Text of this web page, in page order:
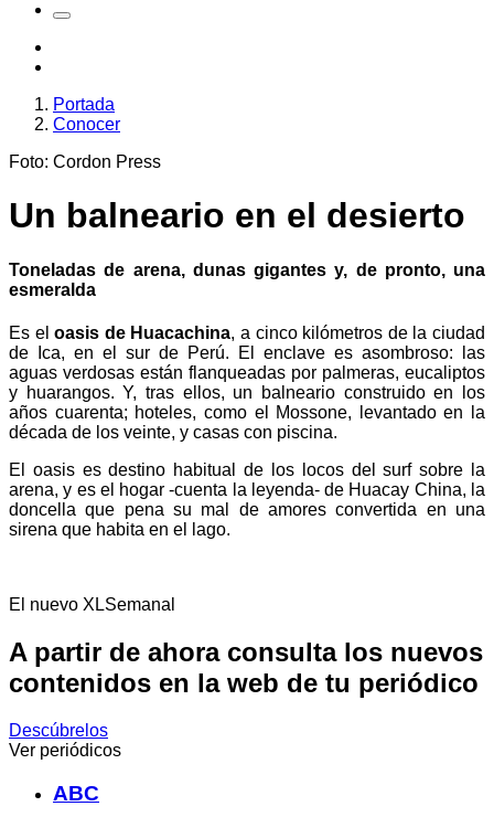
Portada
Conocer
Foto: Cordon Press
Un balneario en el desierto
Toneladas de arena, dunas gigantes y, de pronto, una
esmeralda
Es eloasis de Huacachina, a cinco kilómetros de la ciudad
de Ica, en el sur de Perú. El enclave es asombroso: las
aguas verdosas están flanqueadas por palmeras, eucaliptos
y huarangos. Y, tras ellos, un balneario construido en los
años cuarenta; hoteles, como el Mossone, levantado en la
década de los veinte, y casas con piscina.
El oasis es destino habitual de los locos del surf sobre la
arena, y es el hogar -cuenta la leyenda­- de Huacay China, la
doncella que ­pena su mal de amores convertida en una
sirena que habita en el lago.
El nuevo XLSemanal
A partir de ahora consulta los nuevos
contenidos en la web de tu periódico
Descúbrelos
Ver periódicos
ABC